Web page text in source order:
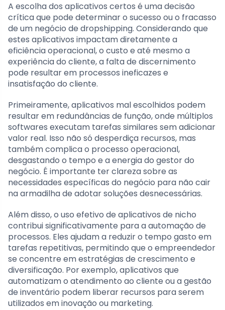
A escolha dos aplicativos certos é uma decisão
crítica que pode determinar o sucesso ou o fracasso
de um negócio de dropshipping. Considerando que
estes aplicativos impactam diretamente a
eficiência operacional, o custo e até mesmo a
experiência do cliente, a falta de discernimento
pode resultar em processos ineficazes e
insatisfação do cliente.
Primeiramente, aplicativos mal escolhidos podem
resultar em redundâncias de função, onde múltiplos
softwares executam tarefas similares sem adicionar
valor real. Isso não só desperdiça recursos, mas
também complica o processo operacional,
desgastando o tempo e a energia do gestor do
negócio. É importante ter clareza sobre as
necessidades específicas do negócio para não cair
na armadilha de adotar soluções desnecessárias.
Além disso, o uso efetivo de aplicativos de nicho
contribui significativamente para a automação de
processos. Eles ajudam a reduzir o tempo gasto em
tarefas repetitivas, permitindo que o empreendedor
se concentre em estratégias de crescimento e
diversificação. Por exemplo, aplicativos que
automatizam o atendimento ao cliente ou a gestão
de inventário podem liberar recursos para serem
utilizados em inovação ou marketing.